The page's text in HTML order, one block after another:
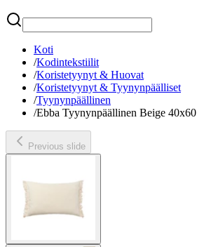
Etsi
Koti
/Kodintekstiilit
/Koristetyynyt & Huovat
/Koristetyynyt & Tyynynpäälliset
/Tyynynpäällinen
/Ebba Tyynynpäällinen Beige 40x60
Previous slide